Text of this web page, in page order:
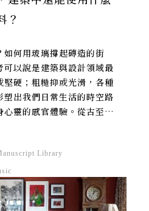
？
何用玻璃撐起磚造的街
以說是建築與設計領域最
硬；粗糙抑或光滑，各種
出我們日常生活的時空路
靈的感官體驗。從古至
間推演出精彩的對話，不
像。
Library